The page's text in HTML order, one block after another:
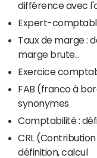
différence avec
Expert-
Taux de marge :
marge brute...
Exercice
FAB (franco à
synonymes
Comptabilité :
CRL
définition, calcul